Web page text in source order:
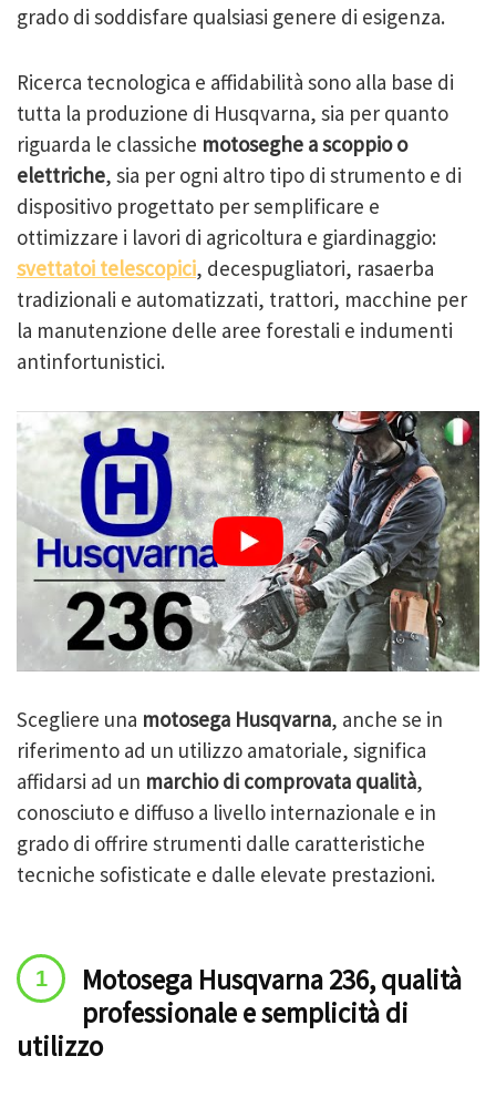
grado di soddisfare qualsiasi genere di esigenza.
Ricerca tecnologica e affidabilità sono alla base di
tutta la produzione di Husqvarna, sia per quanto
riguarda le classiche motoseghe a scoppio o
elettriche, sia per ogni altro tipo di strumento e di
dispositivo progettato per semplificare e
ottimizzare i lavori di agricoltura e giardinaggio:
svettatoi telescopici, decespugliatori, rasaerba
tradizionali e automatizzati, trattori, macchine per
la manutenzione delle aree forestali e indumenti
antinfortunistici.
Scegliere una motosega Husqvarna, anche se in
riferimento ad un utilizzo amatoriale, significa
affidarsi ad un marchio di comprovata qualità,
conosciuto e diffuso a livello internazionale e in
grado di offrire strumenti dalle caratteristiche
tecniche sofisticate e dalle elevate prestazioni.
Motosega Husqvarna 236, qualità
professionale e semplicità di
utilizzo